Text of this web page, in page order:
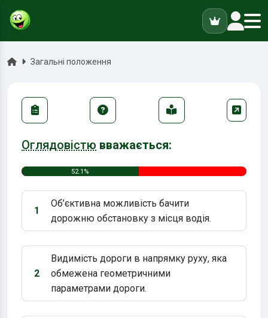
ГоловнаЗагальні положення
Оглядовістю вважається:
52.1%
Варіант 1:
1
Об’єктивна можливість бачити
дорожню обстановку з місця водія.
Варіант 2:
2
Видимість дороги в напрямку руху, яка
обмежена геометричними
параметрами дороги.